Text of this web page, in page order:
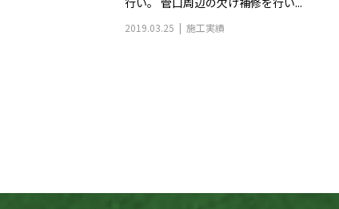
2019.03.25 施工実績